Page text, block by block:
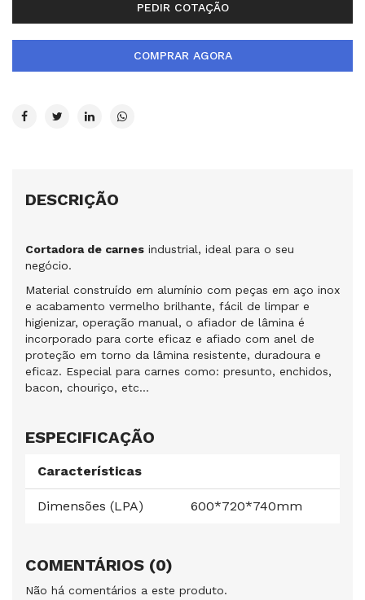
PEDIR COTAÇÃO
COMPRAR AGORA
DESCRIÇÃO
Cortadora de carnes industrial, ideal para o seu
negócio.
Material construído em alumínio com peças em aço inox
e acabamento vermelho brilhante, fácil de limpar e
higienizar, operação manual, o afiador de lâmina é
incorporado para corte eficaz e afiado com anel de
proteção em torno da lâmina resistente, duradoura e
eficaz. Especial para carnes como: presunto, enchidos,
bacon, chouriço, etc...
ESPECIFICAÇÃO
Características
Dimensões (LPA) 600*720*740mm
COMENTÁRIOS (0)
Não há comentários a este produto.